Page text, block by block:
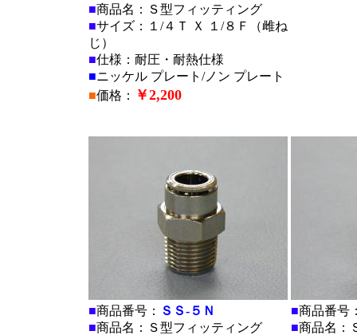
■商品名：Ｓ型フィッティング
■サイズ：１/４Ｔ Ｘ １/８Ｆ（雌ね
じ）
■仕様：耐圧・耐熱仕様
■ニッケル プレート/ノン プレート
■価格： ￥2,200
■商品番号： ＳＳ-５Ｎ
■商品名：Ｓ型フィッティング
■商品番号
■商品名：